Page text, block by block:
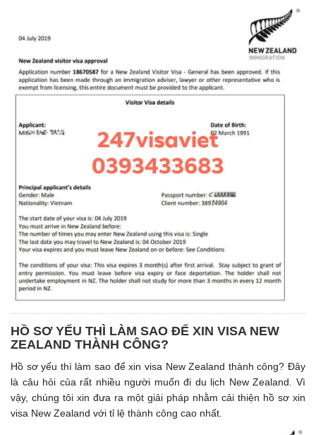
HỒ SƠ YẾU THÌ LÀM SAO ĐỂ XIN VISA NEW
ZEALAND THÀNH CÔNG?
Hồ sơ yếu thì làm sao để xin visa New Zealand thành công? Đây
là câu hỏi của rất nhiều người muốn đi du lịch New Zealand. Vì
vậy, chúng tôi xin đưa ra một giải pháp nhằm cải thiện hồ sơ xin
visa New Zealand với tỉ lệ thành công cao nhất.